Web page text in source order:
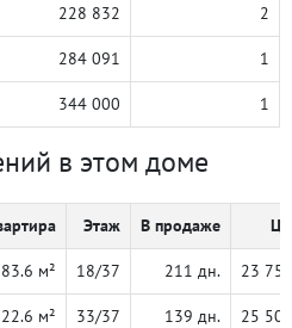
228 832 2
284 091 1
344 000 1
в этом доме
Этаж В продаже
м² 18/37 211 дн. 23
м² 33/37 139 дн. 25